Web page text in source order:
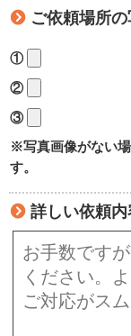
ご依頼場所
①
②
③
※写真画像がない
す。
詳しい依頼内